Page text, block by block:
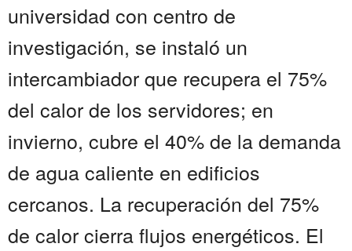
universidad con centro de
investigación, se instaló un
intercambiador que recupera el 75%
del calor de los servidores; en
invierno, cubre el 40% de la demanda
de agua caliente en edificios
cercanos. La recuperación del 75%
de calor cierra flujos energéticos. El